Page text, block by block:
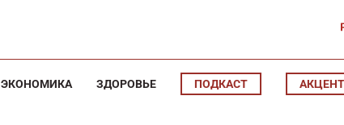
ЭКОНОМИКА ЗДОРОВЬЕ ПОДКАСТ АКЦЕНТ